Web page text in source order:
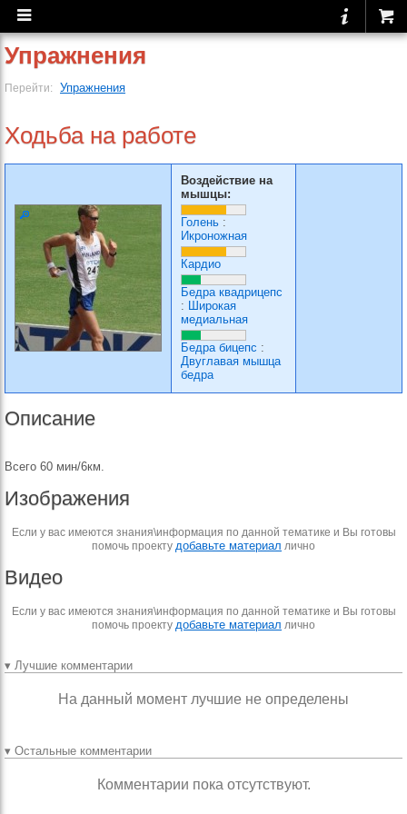
Упражнения
Перейти: Упражнения
Ходьба на работе
Воздействие на
мышцы:
Голень :
Икроножная
Кардио
Бедра квадрицепс
: Широкая
медиальная
Бедра бицепс :
Двуглавая мышца
бедра
Описание
Всего 60 мин/6км.
Изображения
Если у вас имеются знания\информация по данной тематике и Вы готовы
помочь проекту добавьте материал лично
Видео
Если у вас имеются знания\информация по данной тематике и Вы готовы
помочь проекту добавьте материал лично
▾ Лучшие комментарии
На данный момент лучшие не определены
▾ Остальные комментарии
Комментарии пока отсутствуют.